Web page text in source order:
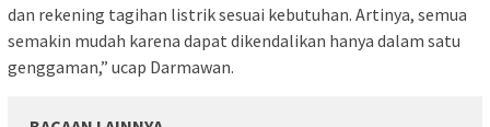
dan rekening tagihan listrik sesuai kebutuhan. Artinya, semua
semakin mudah karena dapat dikendalikan hanya dalam satu
genggaman,” ucap Darmawan.